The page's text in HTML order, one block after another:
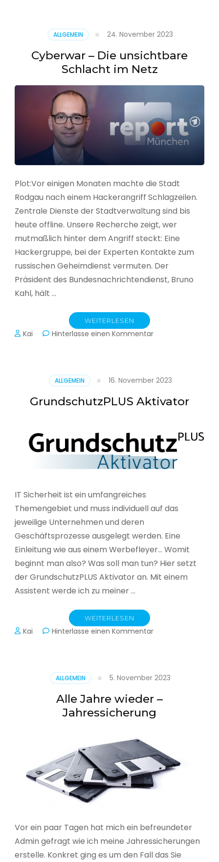
ALLGEMEIN 24. November 2023
Cyberwar – Die unsichtbare
Schlacht im Netz
Plot:Vor einigen Monaten machte die Stadt
Rodgau nach einem Hackerangriff Schlagzeilen.
Zentrale Dienste der Stadtverwaltung sind bis
heute offline. Unsere Recherche zeigt, wer
mutmaßlich hinter dem Angriff steckt: Eine
Hackergruppe, bei der Experten Kontakte zum
russischen Geheimdienst vermuten. Der
Präsident des Bundesnachrichtendienst, Bruno
Kahl, hält …
WEITERLESEN
Kai Hinterlasse einen Kommentarzu
Schlacht
im
Netz
ALLGEMEIN 16. November 2023
GrundschutzPLUS Aktivator
IT Sicherheit ist ein umfangreiches
Themengebiet und muss individuell auf das
jeweilige Unternehmen und deren
Geschäftsprozesse ausgelegt werden. Eine
Einleitung wie aus einem Werbefleyer… Womit
beginnt man also? Was soll man tun? Hier setzt
der GrundschutzPLUS Aktivator an. Mit einem
Assistent werde ich zu meiner …
WEITERLESEN
Kai Hinterlasse einen Kommentarzu
ALLGEMEIN 5. November 2023
Alle Jahre wieder –
Jahressicherung
Vor ein paar Tagen hat mich ein befreundeter
Admin gefragt wie ich meine Jahressicherungen
erstelle. Konkret ging es um den Fall das Sie